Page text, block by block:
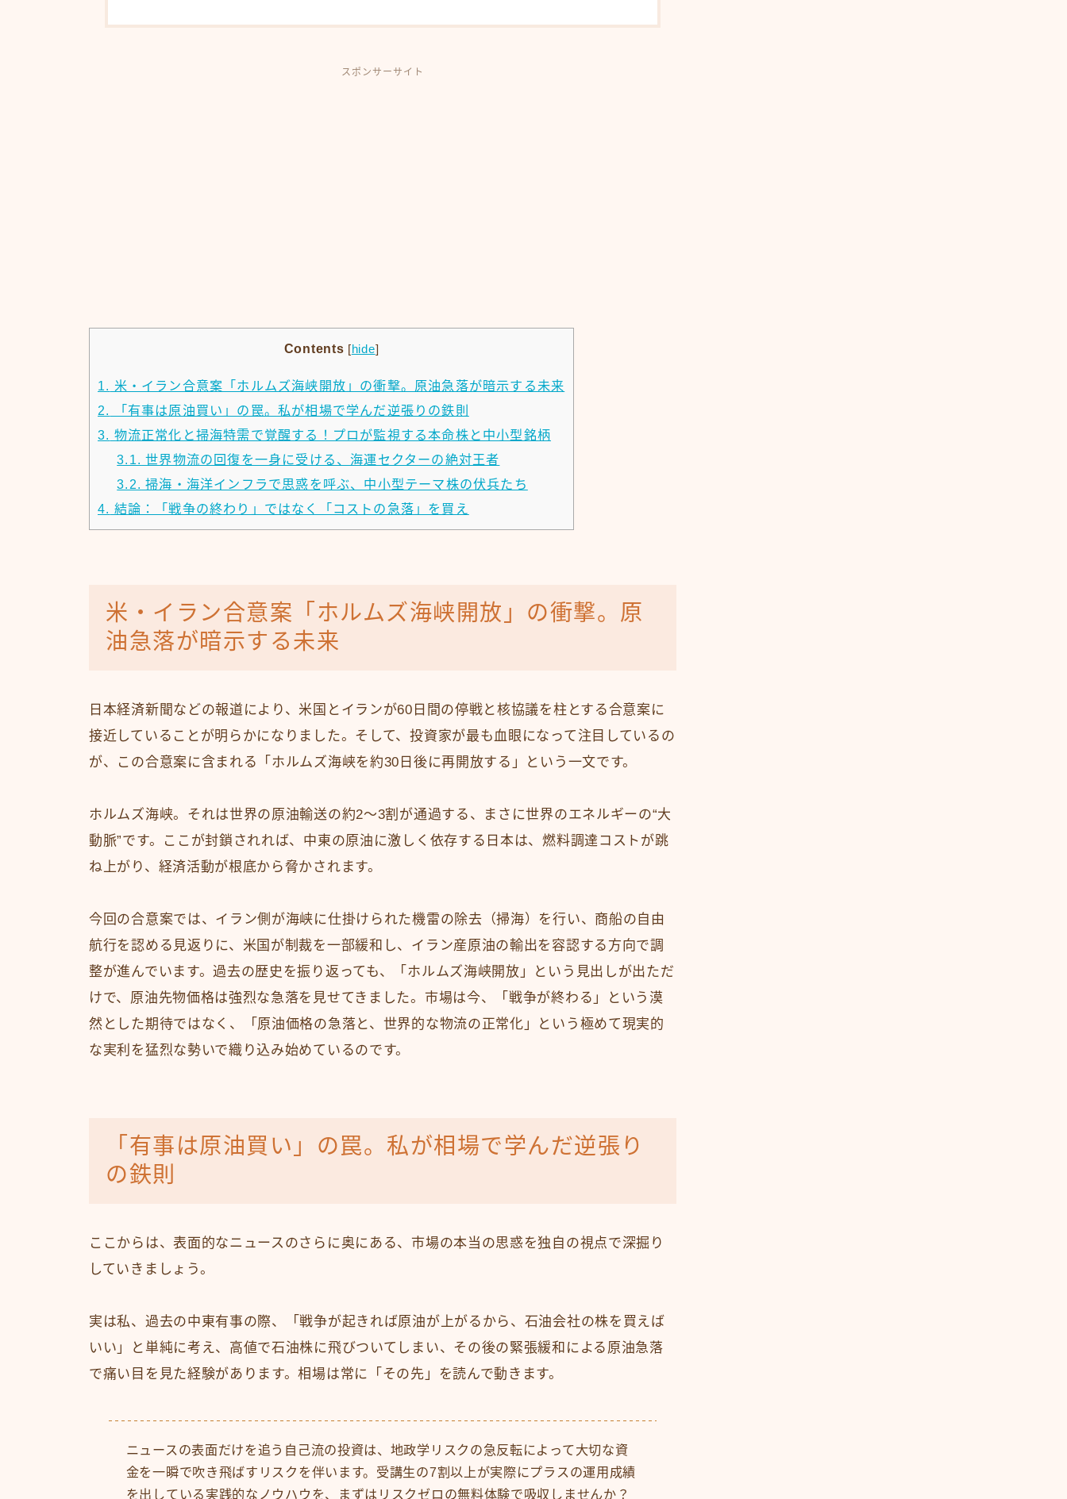
スポンサーサイト
Contents [hide]
1. 米・イラン合意案「ホルムズ海峡開放」の衝撃。原油急落が暗示する未来
2.
「有事は原油買い」の罠。私が相場で学んだ逆張りの鉄則
3. 物流正常化と掃海特需で覚醒する！プロが監視する本命株と中小型銘柄
3.1. 世界物流の回復を一身に受ける、海運セクターの絶対王者
3.2. 掃海・海洋インフラで思惑を呼ぶ、中小型テーマ株の伏兵たち
4. 結論：「戦争の終わり」ではなく「コストの急落」を買え
米・イラン合意案「ホルムズ海峡開放」の衝撃。原
油急落が暗示する未来
日本経済新聞などの報道により、米国とイランが60日間の停戦と核協議を柱とする合意案に
接近していることが明らかになりました。そして、投資家が最も血眼になって注目しているの
が、この合意案に含まれる「ホルムズ海峡を約30日後に再開放する」という一文です。
ホルムズ海峡。それは世界の原油輸送の約2〜3割が通過する、まさに世界のエネルギーの“大
動脈”です。ここが封鎖されれば、中東の原油に激しく依存する日本は、燃料調達コストが跳
ね上がり、経済活動が根底から脅かされます。
今回の合意案では、イラン側が海峡に仕掛けられた機雷の除去（掃海）を行い、商船の自由
航行を認める見返りに、米国が制裁を一部緩和し、イラン産原油の輸出を容認する方向で調
整が進んでいます。過去の歴史を振り返っても、「ホルムズ海峡開放」という見出しが出ただ
けで、原油先物価格は強烈な急落を見せてきました。市場は今、「戦争が終わる」という漠
然とした期待ではなく、「原油価格の急落と、世界的な物流の正常化」という極めて現実的
な実利を猛烈な勢いで織り込み始めているのです。
「有事は原油買い」の罠。私が相場で学んだ逆張り
の鉄則
ここからは、表面的なニュースのさらに奥にある、市場の本当の思惑を独自の視点で深掘り
していきましょう。
実は私、過去の中東有事の際、「戦争が起きれば原油が上がるから、石油会社の株を買えば
いい」と単純に考え、高値で石油株に飛びついてしまい、その後の緊張緩和による原油急落
で痛い目を見た経験があります。相場は常に「その先」を読んで動きます。
ニュースの表面だけを追う自己流の投資は、地政学リスクの急反転によって大切な資
金を一瞬で吹き飛ばすリスクを伴います。受講生の7割以上が実際にプラスの運用成績
を出している実践的なノウハウを、まずはリスクゼロの無料体験で吸収しませんか？